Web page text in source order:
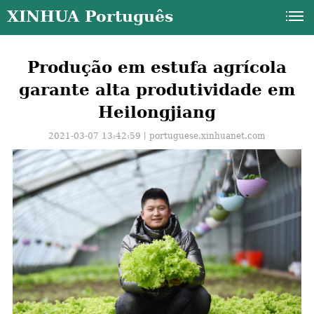
XINHUA Português
Produção em estufa agrícola
garante alta produtividade em
Heilongjiang
2021-03-07 13:42:59丨portuguese.xinhuanet.com